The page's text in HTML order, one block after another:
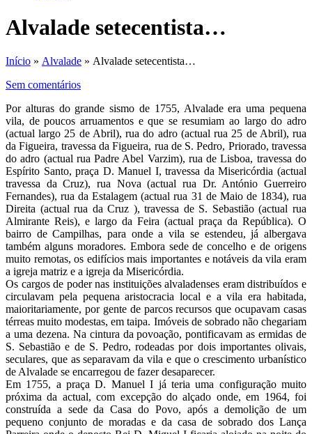
Alvalade setecentista…
Início » Alvalade » Alvalade setecentista…
Sem comentários
Por alturas do grande sismo de 1755, Alvalade era uma pequena
vila, de poucos arruamentos e que se resumiam ao largo do adro
(actual largo 25 de Abril), rua do adro (actual rua 25 de Abril), rua
da Figueira, travessa da Figueira, rua de S. Pedro, Priorado, travessa
do adro (actual rua Padre Abel Varzim), rua de Lisboa, travessa do
Espírito Santo, praça D. Manuel I, travessa da Misericórdia (actual
travessa da Cruz), rua Nova (actual rua Dr. António Guerreiro
Fernandes), rua da Estalagem (actual rua 31 de Maio de 1834), rua
Direita (actual rua da Cruz ), travessa de S. Sebastião (actual rua
Almirante Reis), e largo da Feira (actual praça da República). O
bairro de Campilhas, para onde a vila se estendeu, já albergava
também alguns moradores. Embora sede de concelho e de origens
muito remotas, os edifícios mais importantes e notáveis da vila eram
a igreja matriz e a igreja da Misericórdia.
Os cargos de poder nas instituições alvaladenses eram distribuídos e
circulavam pela pequena aristocracia local e a vila era habitada,
maioritariamente, por gente de parcos recursos que ocupavam casas
térreas muito modestas, em taipa. Imóveis de sobrado não chegariam
a uma dezena. Na cintura da povoação, pontificavam as ermidas de
S. Sebastião e de S. Pedro, rodeadas por dois importantes olivais,
seculares, que as separavam da vila e que o crescimento urbanístico
de Alvalade se encarregou de fazer desaparecer.
Em 1755, a praça D. Manuel I já teria uma configuração muito
próxima da actual, com excepção do alçado onde, em 1964, foi
construída a sede da Casa do Povo, após a demolição de um
pequeno conjunto de moradas e da casa de sobrado dos Lança